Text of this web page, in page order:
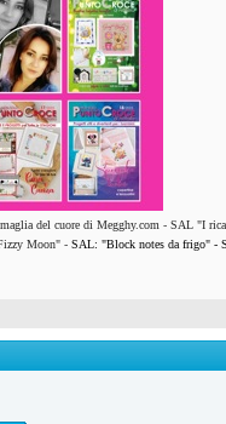
del cuore di Megghy.com - SAL "I
Moon" - SAL: "Block notes da frigo" -